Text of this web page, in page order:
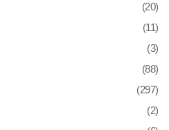
(20)
(11)
(3)
(88)
(297)
(2)